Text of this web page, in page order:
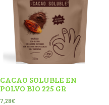
CACAO SOLUBLE EN
POLVO BIO 225 GR
7,28€